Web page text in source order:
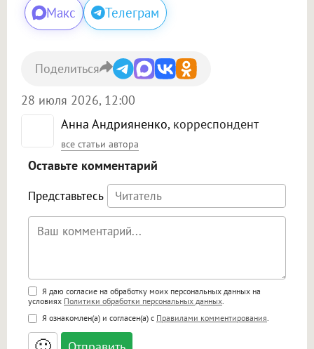
Макс Телеграм
Анна Андрияненко, корреспондент
все статьи автора
28 июля 2026, 12:00
Поделиться
Оставьте комментарий
Представьтесь
Поддержка HTML
<b>, <strong>, <u>, <i>, <em>, <s>, <big>,
<small>, <sup>, <sub>, <pre>, <ul>, <ol>, <li>,
<blockquote>, <code> экранирует HTML,
Я даю согласие на обработку моих персональных данных на
условиях Политики обработки персональных данных.
Я ознакомлен(а) и согласен(а) с Правилами комментирования.